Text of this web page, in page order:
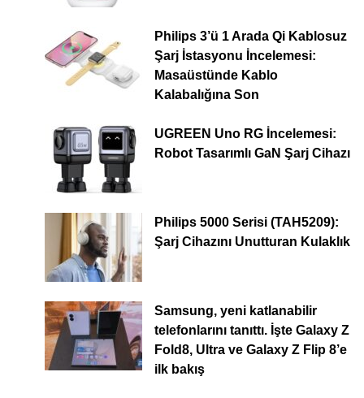
Philips 3’ü 1 Arada Qi Kablosuz
Şarj İstasyonu İncelemesi:
Masaüstünde Kablo
Kalabalığına Son
UGREEN Uno RG İncelemesi:
Robot Tasarımlı GaN Şarj Cihazı
Philips 5000 Serisi (TAH5209):
Şarj Cihazını Unutturan Kulaklık
Samsung, yeni katlanabilir
telefonlarını tanıttı. İşte Galaxy Z
Fold8, Ultra ve Galaxy Z Flip 8’e
ilk bakış